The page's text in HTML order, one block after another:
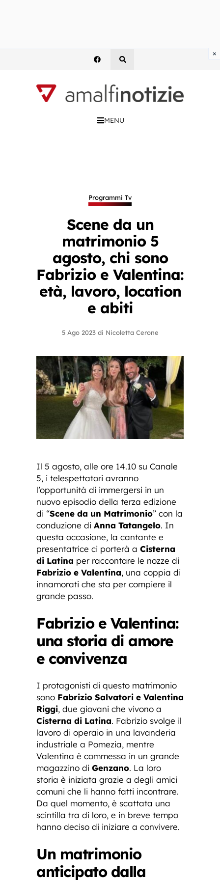
MENU
Programmi Tv
Scene da un
matrimonio 5
agosto, chi sono
Fabrizio e Valentina:
età, lavoro, location
e abiti
5 Ago 2023 di Nicoletta Cerone
Il 5 agosto, alle ore 14.10 su Canale
5, i telespettatori avranno
l’opportunità di immergersi in un
nuovo episodio della terza edizione
di “Scene da un Matrimonio” con la
conduzione di Anna Tatangelo. In
questa occasione, la cantante e
presentatrice ci porterà a Cisterna
di Latina per raccontare le nozze di
Fabrizio e Valentina, una coppia di
innamorati che sta per compiere il
grande passo.
Fabrizio e Valentina:
una storia di amore
e convivenza
I protagonisti di questo matrimonio
sono Fabrizio Salvatori e Valentina
Riggi, due giovani che vivono a
Cisterna di Latina. Fabrizio svolge il
lavoro di operaio in una lavanderia
industriale a Pomezia, mentre
Valentina è commessa in un grande
magazzino di Genzano. La loro
storia è iniziata grazie a degli amici
comuni che li hanno fatti incontrare.
Da quel momento, è scattata una
scintilla tra di loro, e in breve tempo
hanno deciso di iniziare a convivere.
Un matrimonio
anticipato dalla
×